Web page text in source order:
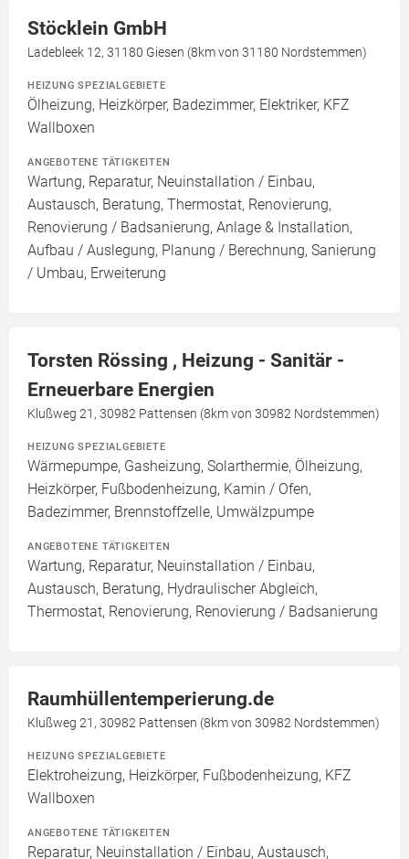
Stöcklein GmbH
Ladebleek 12, 31180 Giesen (8km von 31180 Nordstemmen)
HEIZUNG SPEZIALGEBIETE
Ölheizung, Heizkörper, Badezimmer, Elektriker, KFZ
Wallboxen
ANGEBOTENE TÄTIGKEITEN
Wartung, Reparatur, Neuinstallation / Einbau,
Austausch, Beratung, Thermostat, Renovierung,
Renovierung / Badsanierung, Anlage & Installation,
Aufbau / Auslegung, Planung / Berechnung, Sanierung
/ Umbau, Erweiterung
Torsten Rössing , Heizung - Sanitär -
Erneuerbare Energien
Klußweg 21, 30982 Pattensen (8km von 30982 Nordstemmen)
HEIZUNG SPEZIALGEBIETE
Wärmepumpe, Gasheizung, Solarthermie, Ölheizung,
Heizkörper, Fußbodenheizung, Kamin / Ofen,
Badezimmer, Brennstoffzelle, Umwälzpumpe
ANGEBOTENE TÄTIGKEITEN
Wartung, Reparatur, Neuinstallation / Einbau,
Austausch, Beratung, Hydraulischer Abgleich,
Thermostat, Renovierung, Renovierung / Badsanierung
Raumhüllentemperierung.de
Klußweg 21, 30982 Pattensen (8km von 30982 Nordstemmen)
HEIZUNG SPEZIALGEBIETE
Elektroheizung, Heizkörper, Fußbodenheizung, KFZ
Wallboxen
ANGEBOTENE TÄTIGKEITEN
Reparatur, Neuinstallation / Einbau, Austausch,